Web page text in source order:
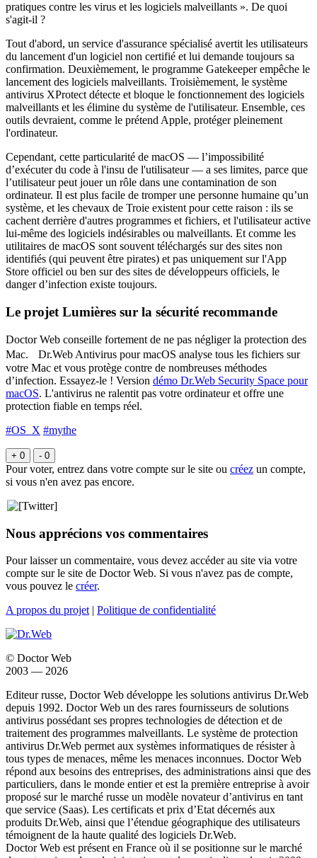
pratiques contre les virus et les logiciels malveillants ». De quoi
s'agit-il ?
Tout d'abord, un service d'assurance spécialisé avertit les utilisateurs
du lancement d'un logiciel non certifié et lui demande toujours sa
confirmation. Deuxièmement, le programme Gatekeeper empêche le
lancement des logiciels malveillants. Troisièmement, le système
antivirus XProtect détecte et bloque le fonctionnement des logiciels
malveillants et les élimine du système de l'utilisateur. Ensemble, ces
outils devraient, comme le prétend Apple, protéger pleinement
l'ordinateur.
Cependant, cette particularité de macOS — l’impossibilité
d’exécuter du code à l'insu de l'utilisateur — a ses limites, parce que
l’utilisateur peut jouer un rôle dans une contamination de son
ordinateur. Il est plus facile de tromper une personne humaine qu’un
système, et les chevaux de Troie existent pour cette raison : ils se
cachent derrière d'autres programmes et fichiers, et l'utilisateur active
lui-même des logiciels indésirables ou malveillants. Et comme les
utilitaires de macOS sont souvent téléchargés sur des sites non
identifiés (qui peuvent être pirates) et pas uniquement sur l'App
Store officiel ou ben sur des sites de développeurs officiels, le
danger d’infection existe toujours.
Le projet Lumières sur la sécurité recommande
Doctor Web conseille fortement de ne pas négliger la protection des
Mac. Dr.Web Antivirus pour macOS analyse tous les fichiers sur
votre Mac et vous protège contre de nombreuses méthodes
d’infection. Essayez-le ! Version démo Dr.Web Security Space pour
macOS. L'antivirus ne ralentit pas votre ordinateur et offre une
protection fiable en temps réel.
#OS_X #mythe
+ 0 - 0
Pour voter, entrez dans votre compte sur le site ou créez un compte,
si vous n'en avez pas encore.
Nous apprécions vos commentaires
Pour laisser un commentaire, vous devez accéder au site via votre
compte sur le site de Doctor Web. Si vous n'avez pas de compte,
vous pouvez le créer.
A propos du projet | Politique de confidentialité
© Doctor Web
2003 — 2026
Editeur russe, Doctor Web développe les solutions antivirus Dr.Web
depuis 1992. Doctor Web un des rares fournisseurs de solutions
antivirus possédant ses propres technologies de détection et de
traitement des programmes malveillants. Le système de protection
antivirus Dr.Web permet aux systèmes informatiques de résister à
tous types de menaces, même les menaces inconnues. Doctor Web
répond aux besoins des entreprises, des administrations ainsi que des
particuliers, dans le monde entier et est la première entreprise à avoir
proposé sur le marché russe un modèle novateur d’antivirus en tant
que service (Saas). Les certificats et prix d’Etat décernés aux
produits Dr.Web, ainsi que l’étendue géographique des utilisateurs
témoignent de la haute qualité des logiciels Dr.Web.
Doctor Web est présent en France où il se positionne sur le marché